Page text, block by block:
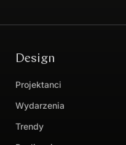
Design
Projektanci
Wydarzenia
Trendy